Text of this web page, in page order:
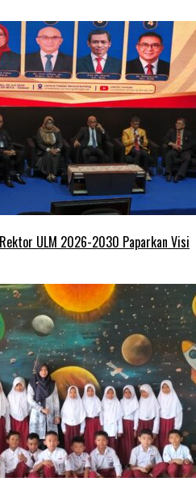
ULM 2026-2030 Paparkan Visi